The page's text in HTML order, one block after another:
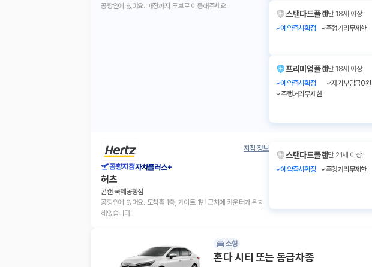
공항안에 있어요. 매장까지 도보로 이동해주세요.
스탠다드플랜만 18세 이상
예약즉시확정
주행거리무제한
프리미엄플랜만 18세 이상
예약즉시확정
자기부담금0원
주행거리무제한
지점 정보
공항지점자차플러스+
허츠
콘캔 국제공항점
공항안에 있어요. 도착홀 1층, 게이트 1번 근처에 카운터가 위치
해있습니다.
스탠다드플랜만 21세 이상
예약즉시확정
주행거리무제한
소형
혼다 시티 또는 동급차종